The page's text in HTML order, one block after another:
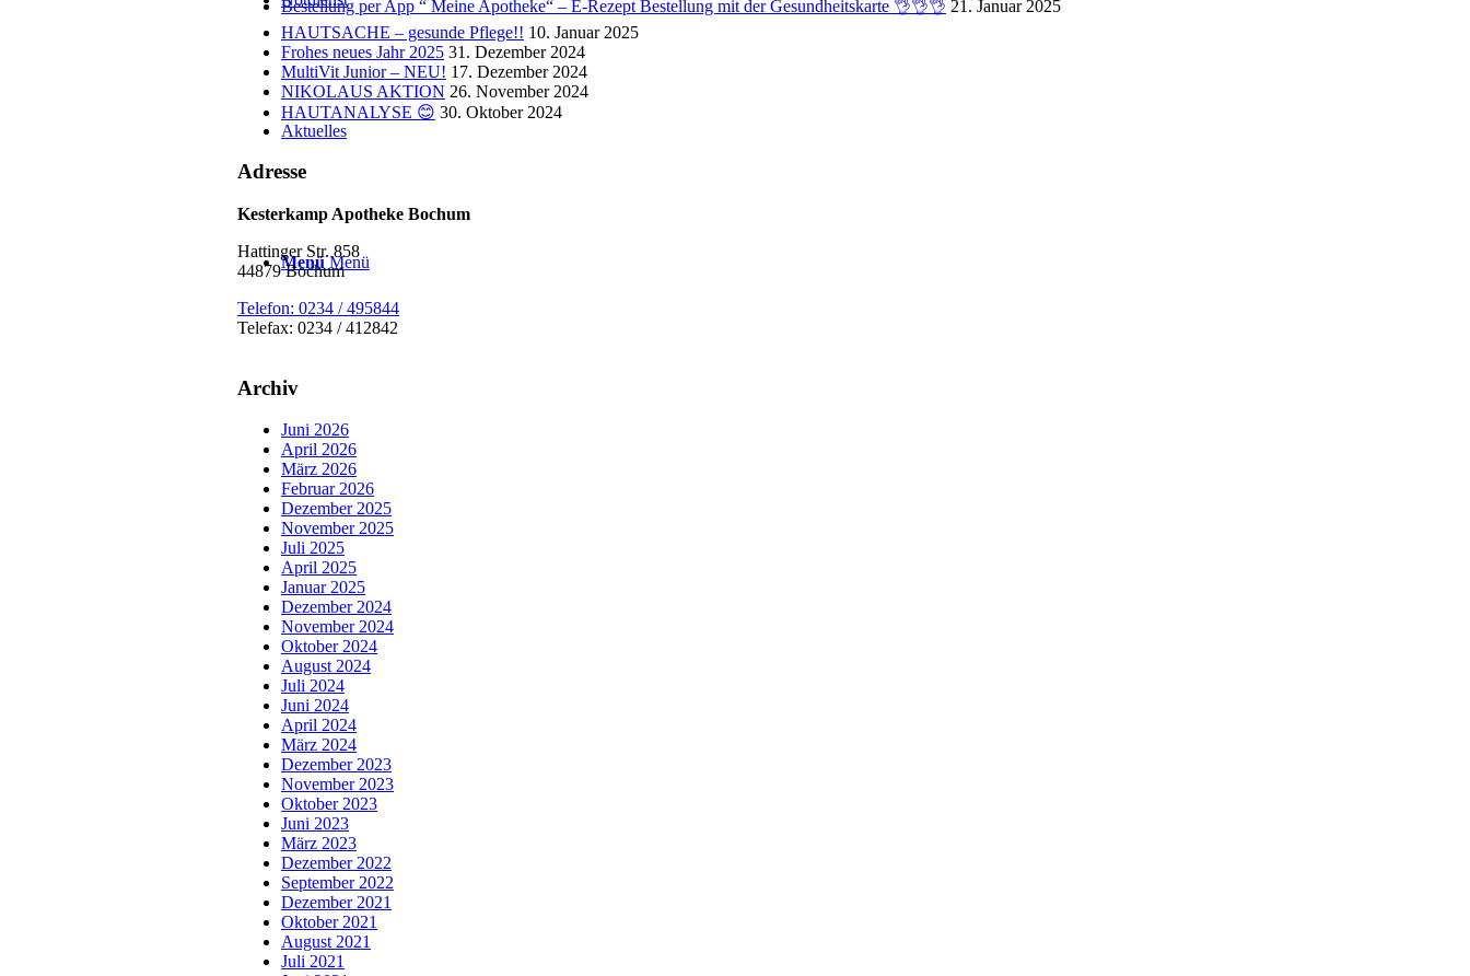
Aktuelles
Menü Menü
Bestellung per App “ Meine Apotheke“ – E-Rezept Bestellung mit der Gesundheitskarte 👌👌👌 21. Januar 2025
HAUTSACHE – gesunde Pflege!! 10. Januar 2025
Frohes neues Jahr 2025 31. Dezember 2024
MultiVit Junior – NEU! 17. Dezember 2024
NIKOLAUS AKTION 26. November 2024
HAUTANALYSE 😊 30. Oktober 2024
Adresse
Kesterkamp Apotheke Bochum
Hattinger Str. 858
44879 Bochum
Telefon: 0234 / 495844
Telefax: 0234 / 412842
Archiv
Juni 2026
April 2026
März 2026
Februar 2026
Dezember 2025
November 2025
Juli 2025
April 2025
Januar 2025
Dezember 2024
November 2024
Oktober 2024
August 2024
Juli 2024
Juni 2024
April 2024
März 2024
Dezember 2023
November 2023
Oktober 2023
Juni 2023
März 2023
Dezember 2022
September 2022
Dezember 2021
Oktober 2021
August 2021
Juli 2021